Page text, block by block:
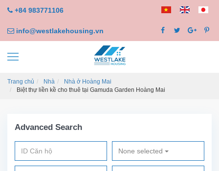
+84 983771106
info@westlakehousing.vn
Trang chủ Nhà
Nhà ở Hoàng Mai
Biệt thự liền kề cho thuê tại Gamuda Garden Hoàng Mai
Advanced Search
None selected